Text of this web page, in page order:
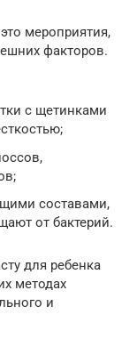
мероприятия,
факторов.
с щетинками
составами,
от бактерий.
для ребенка
методах
и